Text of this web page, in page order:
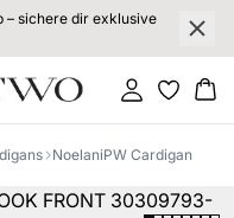
– sichere dir exklusive
Einloggen
NoelaniPW Cardigan